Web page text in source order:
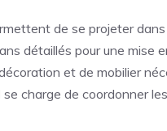
de se projeter
détaillés pour une mise
et de mobilier
se charge de coordonner